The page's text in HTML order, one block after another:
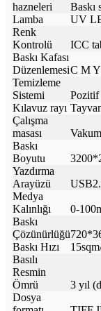
hazneleri
Baskı
Lamba
UV
Renk
Kontrolü
ICC
Baskı Kafası
DüzenlemesiC M
Temizleme
Sistemi
Pozitif
Kılavuz rayı
Çalışma
masası
Baskı
Boyutu
Yazdırma
Arayüzü
Medya
Kalınlığı
0-
Baskı
Çözünürlüğü
Baskı Hızı
Basılı
Resmin
Ömrü
3 yıl
Dosya